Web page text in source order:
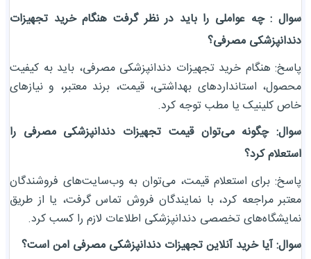
سوال : چه عواملی را باید در نظر گرفت هنگام خرید تجهیزات
دندانپزشکی مصرفی؟
پاسخ: هنگام خرید تجهیزات دندانپزشکی مصرفی، باید به کیفیت
محصول، استانداردهای بهداشتی، قیمت، برند معتبر، و نیازهای
خاص کلینیک یا مطب توجه کرد.
سوال: چگونه می‌توان قیمت تجهیزات دندانپزشکی مصرفی را
استعلام کرد؟
پاسخ: برای استعلام قیمت، می‌توان به وب‌سایت‌های فروشندگان
معتبر مراجعه کرد، با نمایندگان فروش تماس گرفت، یا از طریق
نمایشگاه‌های تخصصی دندانپزشکی اطلاعات لازم را کسب کرد.
سوال: آیا خرید آنلاین تجهیزات دندانپزشکی مصرفی امن است؟